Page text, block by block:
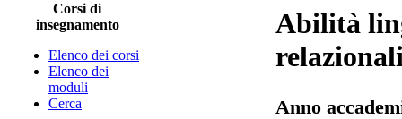
Corsi di
insegnamento
Elenco dei corsi
Elenco dei
moduli
Cerca
Abilità
Anno